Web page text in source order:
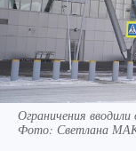
Ограничения вводили
Фото: Светлана